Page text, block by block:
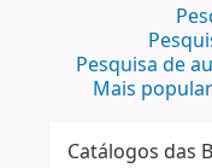
Pesquisa de
Mais popular
Catálogos das